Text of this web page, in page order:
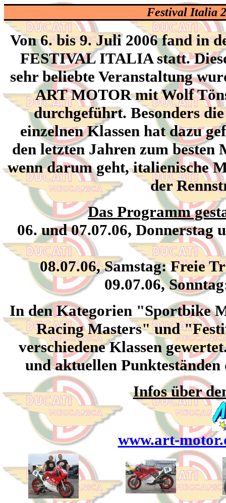
Festival Italia
Von 6. bis 9. Juli 2006 fand in
FESTIVAL ITALIA statt.
sehr beliebte Veranstaltung
ART MOTOR mit Wolf
durchgeführt. Besonders
einzelnen Klassen hat dazu
den letzten Jahren zum besten
wenn darum geht, italienische
der
Das Programm
06. und 07.07.06,
08.07.06, Samstag: Freie
09.07.06,
In den Kategorien "Sportbike
Racing Masters" und
verschiedene Klassen
und aktuellen
Infosüber
www.art-